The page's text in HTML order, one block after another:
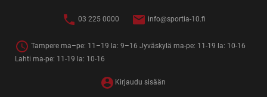
03 225 0000 info@sportia-10.fi
Tampere ma–pe: 11–19 la: 9–16 Jyväskylä ma-pe: 11-19 la: 10-16
Lahti ma-pe: 11-19 la: 10-16
Kirjaudu sisään